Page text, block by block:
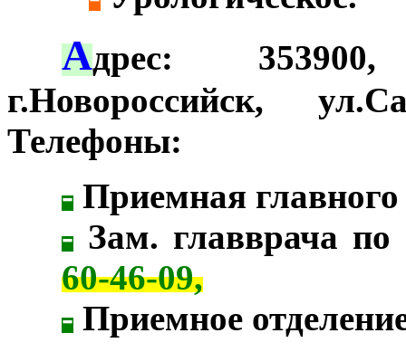
Адрес:
г.Новороссийск,
Телефоны:
- Приемная
- Зам. главврача по
60-46-09,
- Приемное